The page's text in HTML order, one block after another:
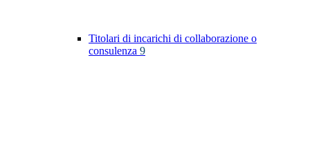
Titolari di incarichi di collaborazione o
consulenza 9